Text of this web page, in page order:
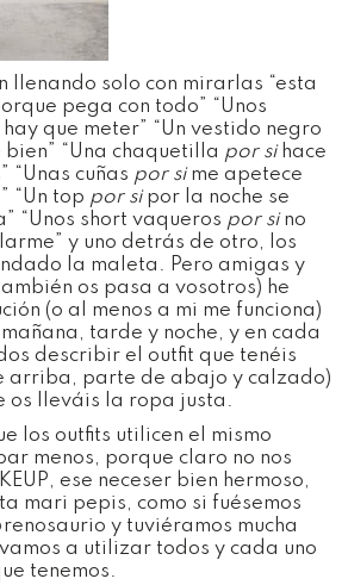
llenando solo con mirarlas “esta
pega con todo” “Unos
que meter” “Un vestido negro
“Una chaquetilla por sihace
“Unas cuñas por sime apetece
“Un top por sipor la noche se
“Unos short vaqueros por sino
y uno detrás de otro, los
la maleta. Pero amigas y
os pasa a vosotros) he
(o al menos a mi me funciona)
tarde y noche, y en cada
describir el outfit que tenéis
arriba, parte de abajo y calzado)
os lleváis la ropa justa.
los outfits utilicen el mismo
menos, porque claro no nos
ese neceser bien hermoso,
mari pepis, como si fuésemos
y tuviéramos mucha
a utilizar todos y cada uno
tenemos.